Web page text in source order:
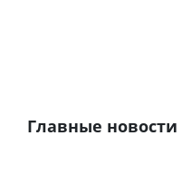
Главные новости